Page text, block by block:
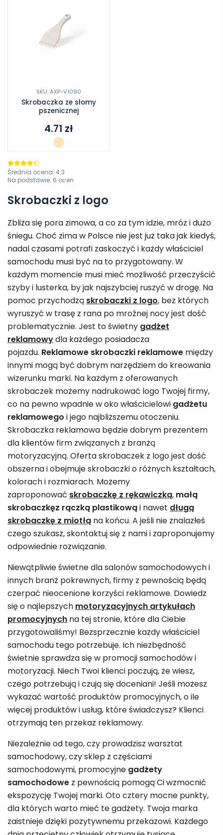
SKU: AXP-V1090
Skrobaczka ze słomy
pszenicznej
4.71 zł
Oceniono
4.3na 5
Średnia ocena: 4.3
Na podstawie: 6 ocen
Skrobaczki z logo
Zbliża się pora zimowa, a co za tym idzie, mróz i dużo
śniegu. Choć zima w Polsce nie jest już taka jak kiedyś,
nadal czasami potrafi zaskoczyć i każdy właściciel
samochodu musi być na to przygotowany. W
każdym momencie musi mieć możliwość przeczyścić
szyby i lusterka, by jak najszybciej ruszyć w drogę. Na
pomoc przychodzą skrobaczki z logo, bez których
wyruszyć w trasę z rana po mroźnej nocy jest dość
problematycznie. Jest to świetny gadżet
reklamowydla każdego posiadacza
pojazdu. Reklamowe skrobaczki reklamowe między
innymi mogą być dobrym narzędziem do kreowania
wizerunku marki. Na każdym z oferowanych
skrobaczek możemy nadrukować logo Twojej firmy,
co na pewno wpadnie w oko właścicielowi gadżetu
reklamowego i jego najbliższemu otoczeniu.
Skrobaczka reklamowa będzie dobrym prezentem
dla klientów firm związanych z branżą
motoryzacyjną. Oferta skrobaczek z logo jest dość
obszerna i obejmuje skrobaczki o różnych kształtach,
kolorach i rozmiarach. Możemy
zaproponować skrobaczkę z rękawiczką, małą
skrobaczkęz rączką plastikowąi nawet długą
skrobaczkę z miotłą na końcu. A jeśli nie znalazłeś
czego szukasz, skontaktuj się z nami i zaproponujemy
odpowiednie rozwiązanie.
Niewątpliwie świetne dla salonów samochodowych i
innych branż pokrewnych, firmy z pewnością będą
czerpać nieocenione korzyści reklamowe. Dowiedz
się o najlepszych motoryzacyjnych artykułach
promocyjnych na tej stronie, które dla Ciebie
przygotowaliśmy! Bezsprzecznie każdy właściciel
samochodu tego potrzebuje. Ich niezbędność
świetnie sprawdza się w promocji samochodów i
motoryzacji. Niech Twoi klienci poczują, że wiesz,
czego potrzebują i czują się doceniani! Jeśli możesz
wykazać wartość produktów promocyjnych, o ile
więcej produktów i usług, które świadczysz? Klienci
otrzymają ten przekaz reklamowy.
Niezależnie od tego, czy prowadzisz warsztat
samochodowy, czy sklep z częściami
samochodowymi, promocyjne gadżety
samochodowe z pewnością pomogą Ci wzmocnić
ekspozycję Twojej marki. Oto cztery mocne punkty,
dla których warto mieć te gadżety. Twoja marka
zaistnieje dzięki pozytywnemu przekazowi. Każdego